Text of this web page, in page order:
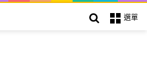
選單
搜索